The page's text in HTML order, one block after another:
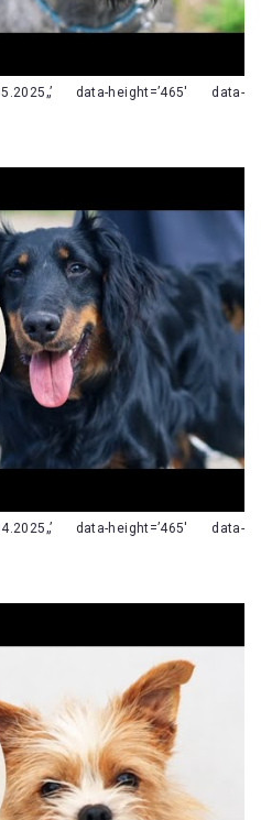
data-height=’465′ data-
data-height=’465′ data-